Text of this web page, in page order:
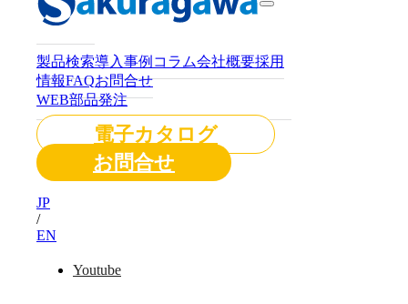
製品検索導入事例 コラム会社概要採用
情報FAQお問合せ
WEB部品発注
電子カタログ
お問合せ
JP
/
EN
Youtube
すべて お知らせ 展示会情報
2026-07-30
お知らせ
夏季休業のお知らせ